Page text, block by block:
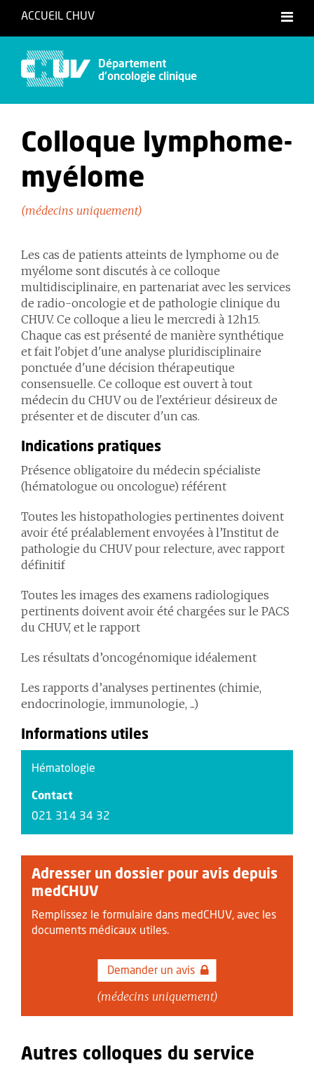
ACCUEIL CHUV
Département
d'oncologie clinique
Colloque lymphome-
myélome
(médecins uniquement)
Les cas de patients atteints de lymphome ou de
myélome sont discutés à ce colloque
multidisciplinaire, en partenariat avec les services
de radio-oncologie et de pathologie clinique du
CHUV. Ce colloque a lieu le mercredi à 12h15.
Chaque cas est présenté de manière synthétique
et fait l'objet d'une analyse pluridisciplinaire
ponctuée d'une décision thérapeutique
consensuelle. Ce colloque est ouvert à tout
médecin du CHUV ou de l'extérieur désireux de
présenter et de discuter d'un cas.
Indications pratiques
Présence obligatoire du médecin spécialiste
(hématologue ou oncologue) référent
Toutes les histopathologies pertinentes doivent
avoir été préalablement envoyées à l’Institut de
pathologie du CHUV pour relecture, avec rapport
définitif
Toutes les images des examens radiologiques
pertinents doivent avoir été chargées sur le PACS
du CHUV, et le rapport
Les résultats d’oncogénomique idéalement
Les rapports d’analyses pertinentes (chimie,
endocrinologie, immunologie, ...)
Informations utiles
Hématologie
Contact
021 314 34 32
Adresser un dossier pour avis depuis
medCHUV
Remplissez le formulaire dans medCHUV, avec les
documents médicaux utiles.
Demander un avis
(médecins uniquement)
Autres colloques du service